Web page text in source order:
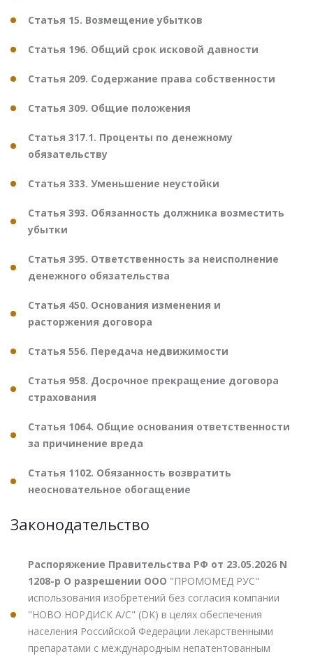
Статья 15. Возмещение убытков
Статья 196. Общий срок исковой давности
Статья 209. Содержание права собственности
Статья 309. Общие положения
Статья 317.1. Проценты по денежному
обязательству
Статья 333. Уменьшение неустойки
Статья 393. Обязанность должника возместить
убытки
Статья 395. Ответственность за неисполнение
денежного обязательства
Статья 450. Основания изменения и
расторжения договора
Статья 556. Передача недвижимости
Статья 958. Досрочное прекращение договора
страхования
Статья 1064. Общие основания ответственности
за причинение вреда
Статья 1102. Обязанность возвратить
неосновательное обогащение
Законодательство
Распоряжение Правительства РФ от 23.05.2026 N
1208-р О разрешении ООО "ПРОМОМЕД РУС"
использования изобретений без согласия компании
"НОВО НОРДИСК А/С" (DK) в целях обеспечения
населения Российской Федерации лекарственными
препаратами с международным непатентованным